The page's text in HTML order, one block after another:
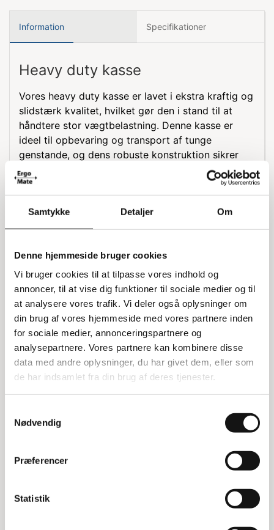
Samtykke Detaljer Om
Denne hjemmeside bruger cookies
Vi bruger cookies til at tilpasse vores indhold og
annoncer, til at vise dig funktioner til sociale medier og til
at analysere vores trafik. Vi deler også oplysninger om
din brug af vores hjemmeside med vores partnere inden
for sociale medier, annonceringspartnere og
analysepartnere. Vores partnere kan kombinere disse
data med andre oplysninger, du har givet dem, eller som
de har indsamlet fra din brug af deres tjenester.
Nødvendig
Præferencer
Statistik
Information Specifikationer
Heavy duty kasse
Vores heavy duty kasse er lavet i ekstra kraftig og
slidstærk kvalitet, hvilket gør den i stand til at
håndtere stor vægtbelastning. Denne kasse er
ideel til opbevaring og transport af tunge
genstande, og dens robuste konstruktion sikrer
langvarig holdbarhed.
Materiale og holdbarhed
Kassen er designet til at være modstandsdygtig
ætsende stoffer. Den kan også tåle ekstreme
temperaturer, hvilket gør den velegnet til
forskellige miljøer og anvendelser.
Specifikationer
Mål: 60x40x17,5 cm
Temperaturområde: -20 til 90 grader